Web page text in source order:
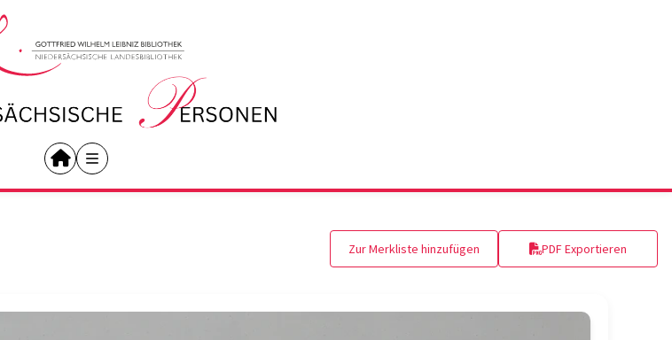
Zur Merkliste hinzufügen PDF Exportieren